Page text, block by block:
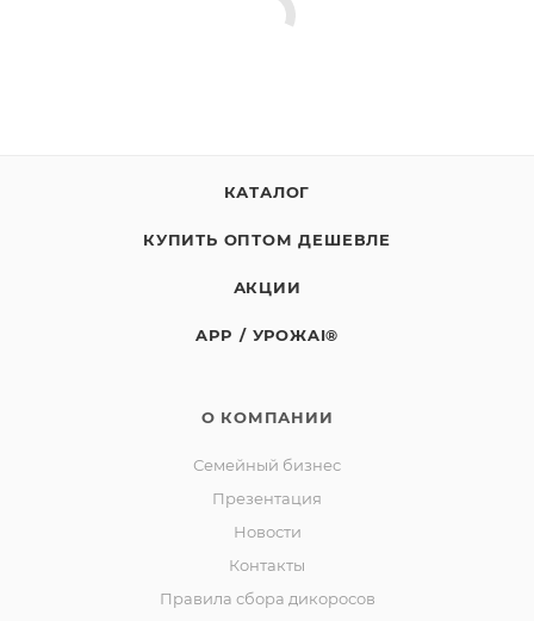
Юридический адрес: 188523, Российская Федерация,
Лопухинка, ул. Советская, д. 1, корп. А, пом. 2.
Адрес производства: 186930, Российская Федерация,
Горняков, район базы «Торос»
КАТАЛОГ
КУПИТЬ ОПТОМ ДЕШЕВЛЕ
АКЦИИ
APP / УРОЖAI®
О КОМПАНИИ
Семейный бизнес
Презентация
Новости
Контакты
Правила сбора дикоросов